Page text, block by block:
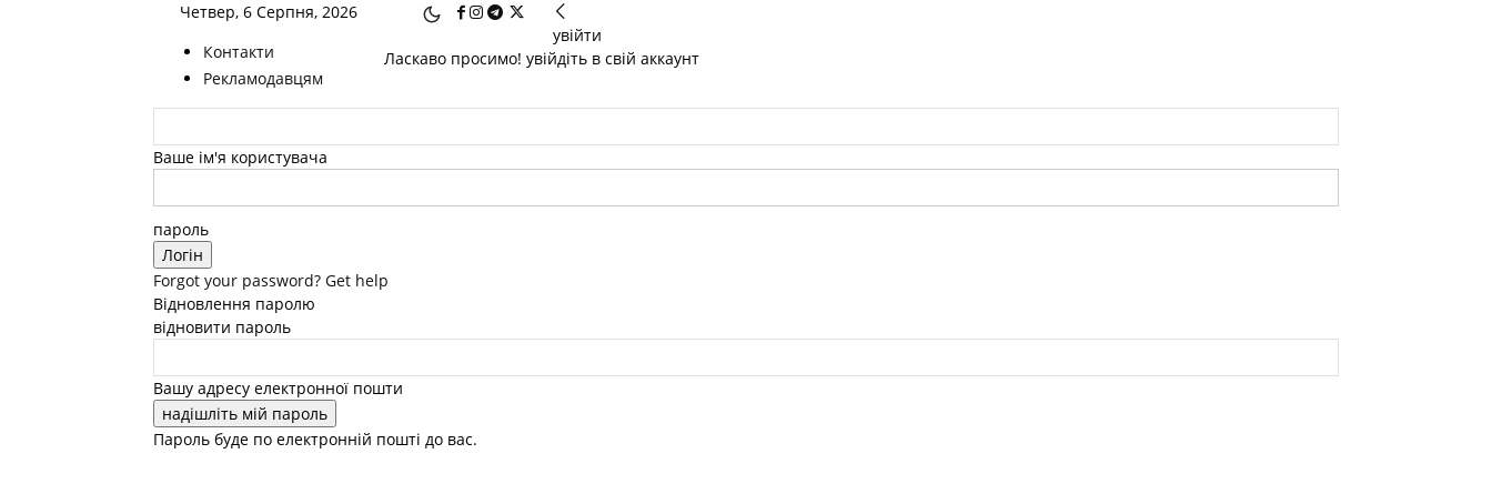
Четвер, 6 Серпня, 2026
Контакти
Рекламодавцям
увійти
Ласкаво просимо! увійдіть в свій аккаунт
Ваше ім'я користувача
пароль
Forgot your password? Get help
Відновлення паролю
відновити пароль
Вашу адресу електронної пошти
Пароль буде по електронній пошті до вас.